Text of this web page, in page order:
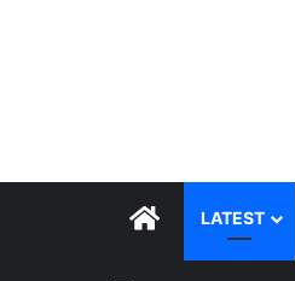
HOMELATEST